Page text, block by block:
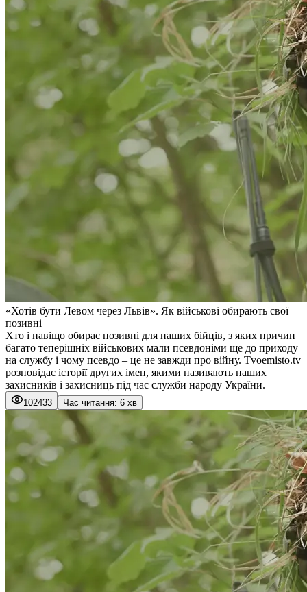
«Хотів бути Левом через Львів». Як військові обирають свої
позивні
Хто і навіщо обирає позивні для наших бійців, з яких причин
багато теперішніх військових мали псевдоніми ще до приходу
на службу і чому псевдо – це не завжди про війну. Tvoemisto.tv
розповідає історії других імен, якими називають наших
захисників і захисниць під час служби народу України.
102433 Час читання: 6 хв